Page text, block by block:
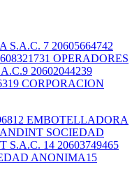
S.A.C. 7 20605664742
OPERADORES
20602044239
CORPORACION
EMBOTELLADORA
SOCIEDAD
14 20603749465
ANONIMA15